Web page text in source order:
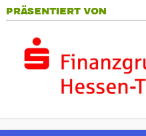
PRÄSENTIERT VON